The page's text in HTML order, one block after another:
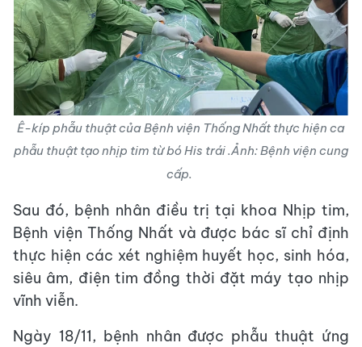
Ê-kíp phẫu thuật của Bệnh viện Thống Nhất thực hiện ca
phẫu thuật tạo nhịp tim từ bó His trái .Ảnh: Bệnh viện cung
cấp.
Sau đó, bệnh nhân điều trị tại khoa Nhịp tim,
Bệnh viện Thống Nhất và được bác sĩ chỉ định
thực hiện các xét nghiệm huyết học, sinh hóa,
siêu âm, điện tim đồng thời đặt máy tạo nhịp
vĩnh viễn.
Ngày 18/11, bệnh nhân được phẫu thuật ứng